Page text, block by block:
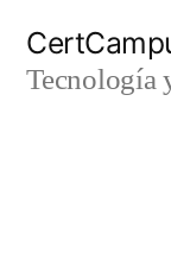
Tecnología